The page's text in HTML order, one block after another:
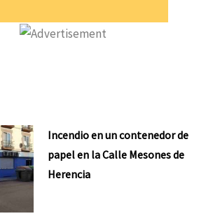
Incendio en un contenedor de
papel en la Calle Mesones de
Herencia